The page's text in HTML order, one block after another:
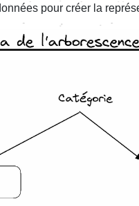
pour créer la